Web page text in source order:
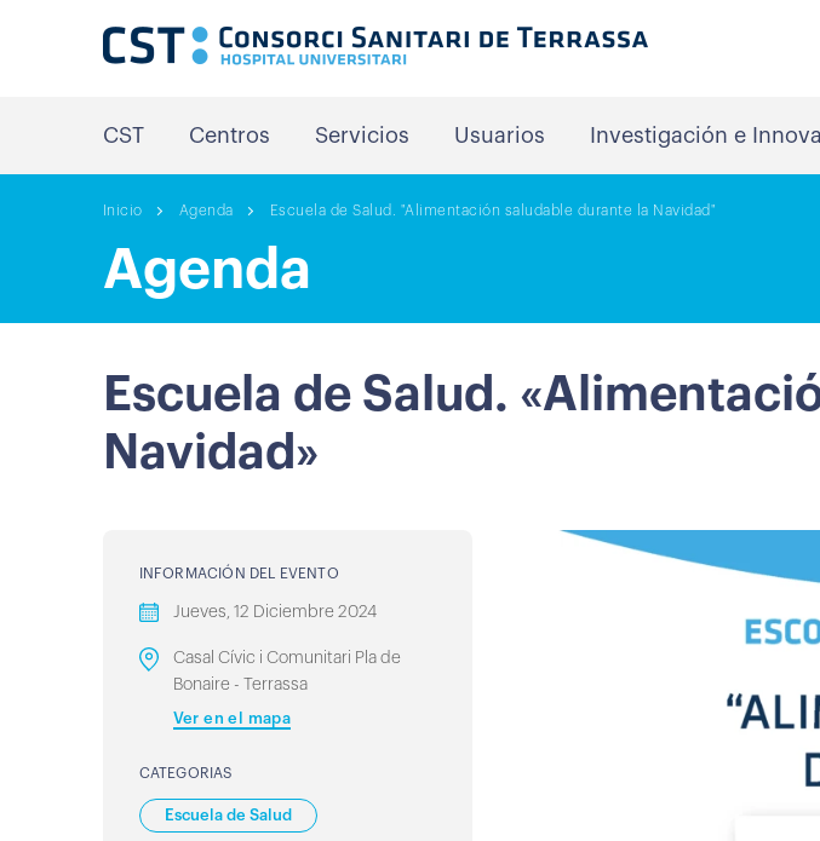
CST Centros Servicios Usuarios Investigación e
Inicio Agenda Escuela de Salud. "Alimentación saludable durante la Navidad"
Agenda
Escuela de Salud.
Navidad»
INFORMACIÓN DEL EVENTO
Jueves, 12 Diciembre 2024
Casal Cívic i Comunitari Pla de
Bonaire - Terrassa
Ver en el mapa
CATEGORIAS
Escuela de Salud